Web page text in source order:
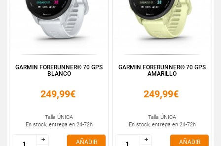
GARMIN FORERUNNER® 70 GPS
BLANCO
249,99€
Talla ÚNICA
En stock, entrega en 24-72h
+
+
AÑADIR
GARMIN FORERUNNER® 70 GPS
AMARILLO
249,99€
Talla ÚNICA
En stock, entrega en 24-72h
+
+
AÑADIR